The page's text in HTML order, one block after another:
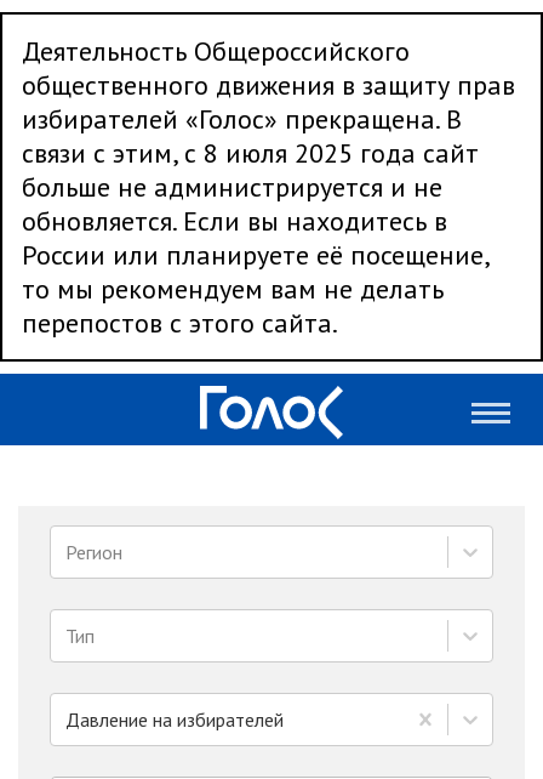
Деятельность Общероссийского
общественного движения в защиту прав
избирателей «Голос» прекращена. В
связи с этим, с 8 июля 2025 года сайт
больше не администрируется и не
обновляется. Если вы находитесь в
России или планируете её посещение,
то мы рекомендуем вам не делать
перепостов с этого сайта.
Регион
Тип
Давление на избирателей